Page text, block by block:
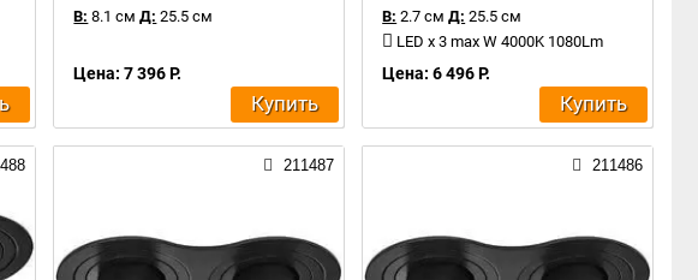
В: 8.1 см Д: 25.5 см
Цена: 7 396 Р.
Купить
В: 2.7 см Д: 25.5 см
LED x 3 max W 4000K 1080Lm
Цена: 6 496 Р.
Купить
211487 211486